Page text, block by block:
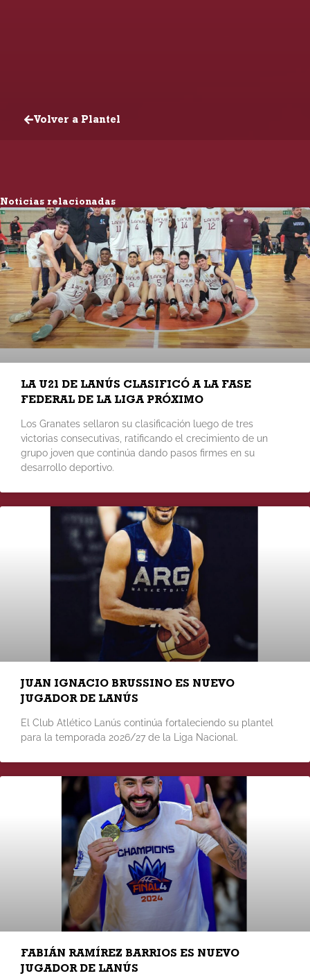
Volver a Plantel
Noticias relacionadas
LA U21 DE LANÚS CLASIFICÓ A LA FASE
FEDERAL DE LA LIGA PRÓXIMO
Los Granates sellaron su clasificación luego de tres
victorias consecutivas, ratificando el crecimiento de un
grupo joven que continúa dando pasos firmes en su
desarrollo deportivo.
JUAN IGNACIO BRUSSINO ES NUEVO
JUGADOR DE LANÚS
El Club Atlético Lanús continúa fortaleciendo su plantel
para la temporada 2026/27 de la Liga Nacional.
FABIÁN RAMÍREZ BARRIOS ES NUEVO
JUGADOR DE LANÚS